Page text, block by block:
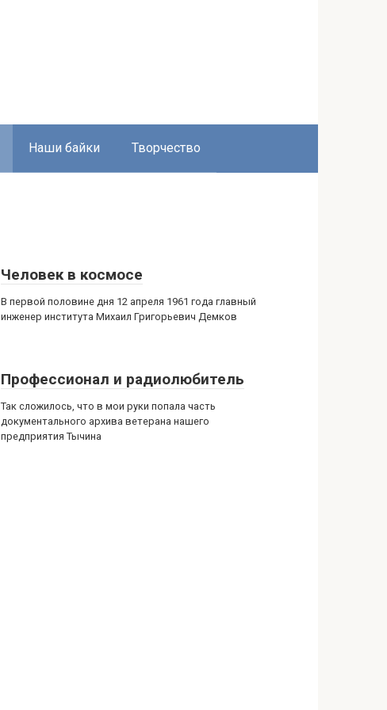
Наши байки Творчество
Человек в космосе
В первой половине дня 12 апреля 1961 года главный
инженер института Михаил Григорьевич Демков
Профессионал и радиолюбитель
Так сложилось, что в мои руки попала часть
документального архива ветерана нашего
предприятия Тычина